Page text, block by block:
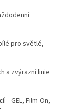
pro světlé,
a zvýrazní linie
– GEL, Film-On,